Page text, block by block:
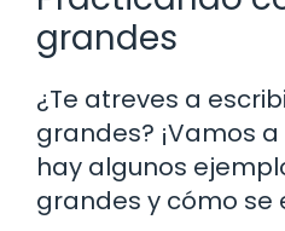
grandes
¿Te atreves a
grandes? ¡Vamos
hay algunos
grandes y cómo se